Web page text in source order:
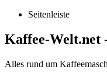
Seitenleiste
Kaffee-Welt.net
Alles rund um